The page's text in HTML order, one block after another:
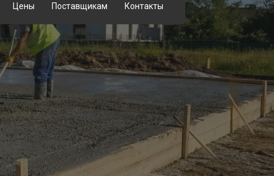
Цены Поставщикам Контакты